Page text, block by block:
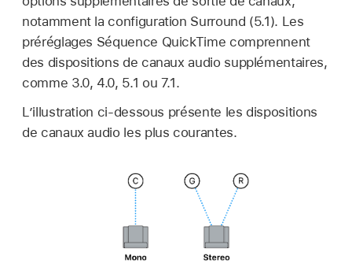
notamment la configuration Surround (5.1). Les
préréglages Séquence QuickTime comprennent
des dispositions de canaux audio supplémentaires,
comme 3.0, 4.0, 5.1 ou 7.1.
L’illustration ci-dessous présente les dispositions
de canaux audio les plus courantes.